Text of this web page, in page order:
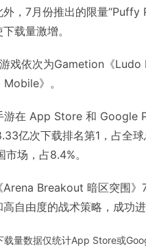
，7月份推出的限量
载量激增。
戏依次为Gametion《
》。
在 App Store 和 Google
亿次下载排名第1，占全
场，占8.4%。
Arena Breakout 暗区突围
自由度的战术策略，成功
量数据仅统计App Store或